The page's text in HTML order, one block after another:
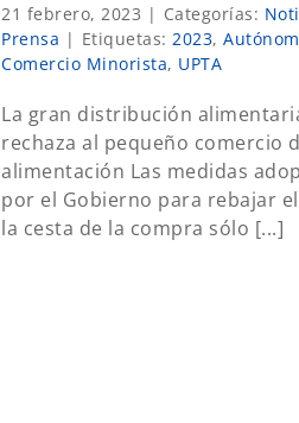
21 febrero, 2023 | Categorías:
Prensa | Etiquetas: 2023,
Comercio Minorista, UPTA
La gran distribución
rechaza al pequeño comercio
alimentación Las medidas
por el Gobierno para rebajar el
la cesta de la compra sólo [...]